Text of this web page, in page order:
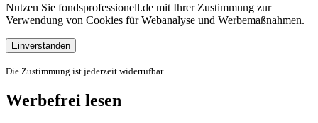
Nutzen Sie fondsprofessionell.de mit Ihrer Zustimmung zur
Verwendung von Cookies für Webanalyse und Werbemaßnahmen.
Einverstanden
Die Zustimmung ist jederzeit widerrufbar.
Werbefrei lesen